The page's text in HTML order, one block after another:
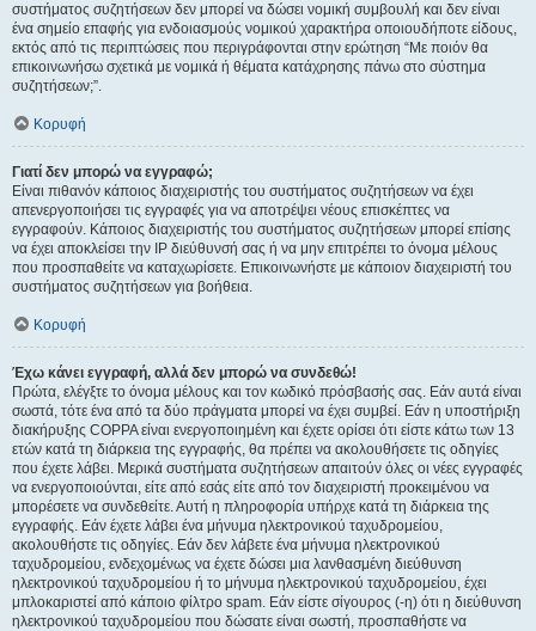
συστήματος συζητήσεων δεν μπορεί να δώσει νομική συμβουλή και δεν είναι
ένα σημείο επαφής για ενδοιασμούς νομικού χαρακτήρα οποιουδήποτε είδους,
εκτός από τις περιπτώσεις που περιγράφονται στην ερώτηση “Με ποιόν θα
επικοινωνήσω σχετικά με νομικά ή θέματα κατάχρησης πάνω στο σύστημα
συζητήσεων;”.
Κορυφή
Γιατί δεν μπορώ να εγγραφώ;
Είναι πιθανόν κάποιος διαχειριστής του συστήματος συζητήσεων να έχει
απενεργοποιήσει τις εγγραφές για να αποτρέψει νέους επισκέπτες να
εγγραφούν. Κάποιος διαχειριστής του συστήματος συζητήσεων μπορεί επίσης
να έχει αποκλείσει την IP διεύθυνσή σας ή να μην επιτρέπει το όνομα μέλους
που προσπαθείτε να καταχωρίσετε. Επικοινωνήστε με κάποιον διαχειριστή του
συστήματος συζητήσεων για βοήθεια.
Κορυφή
Έχω κάνει εγγραφή, αλλά δεν μπορώ να συνδεθώ!
Πρώτα, ελέγξτε το όνομα μέλους και τον κωδικό πρόσβασής σας. Εάν αυτά είναι
σωστά, τότε ένα από τα δύο πράγματα μπορεί να έχει συμβεί. Εάν η υποστήριξη
διακήρυξης COPPA είναι ενεργοποιημένη και έχετε ορίσει ότι είστε κάτω των 13
ετών κατά τη διάρκεια της εγγραφής, θα πρέπει να ακολουθήσετε τις οδηγίες
που έχετε λάβει. Μερικά συστήματα συζητήσεων απαιτούν όλες οι νέες εγγραφές
να ενεργοποιούνται, είτε από εσάς είτε από τον διαχειριστή προκειμένου να
μπορέσετε να συνδεθείτε. Αυτή η πληροφορία υπήρχε κατά τη διάρκεια της
εγγραφής. Εάν έχετε λάβει ένα μήνυμα ηλεκτρονικού ταχυδρομείου,
ακολουθήστε τις οδηγίες. Εάν δεν λάβετε ένα μήνυμα ηλεκτρονικού
ταχυδρομείου, ενδεχομένως να έχετε δώσει μια λανθασμένη διεύθυνση
ηλεκτρονικού ταχυδρομείου ή το μήνυμα ηλεκτρονικού ταχυδρομείου, έχει
μπλοκαριστεί από κάποιο φίλτρο spam. Εάν είστε σίγουρος (-η) ότι η διεύθυνση
ηλεκτρονικού ταχυδρομείου που δώσατε είναι σωστή, προσπαθήστε να